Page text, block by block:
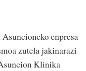
enpresa
zutela jakinarazi
Klinika